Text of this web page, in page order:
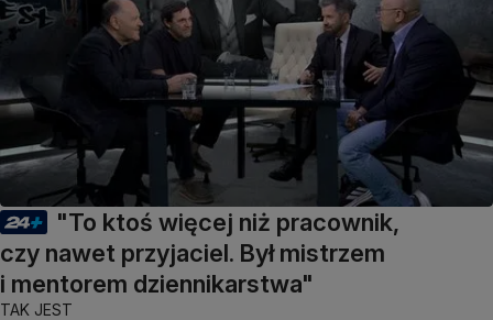
"To ktoś więcej niż pracownik,
czy nawet przyjaciel. Był mistrzem
i mentorem dziennikarstwa"
TAK JEST